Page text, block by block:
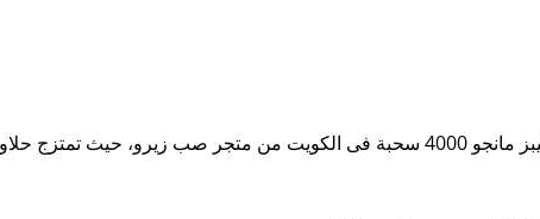
عش تجربة المذاق الاستوائي الفاخر مع سحبة رايب فيبز مانجو 4000 سحبة فى